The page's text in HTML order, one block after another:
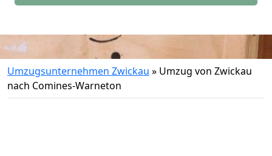
Umzugsunternehmen Zwickau » Umzug von Zwickau
nach Comines-Warneton